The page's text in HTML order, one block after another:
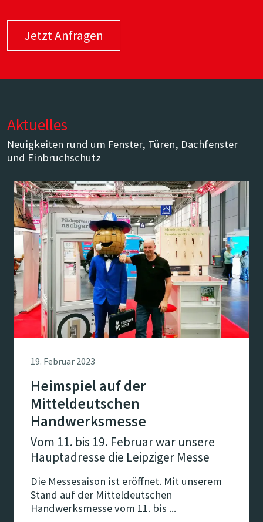
Jetzt Anfragen
Aktuelles
Neuigkeiten rund um Fenster, Türen, Dachfenster
und Einbruchschutz
19. Februar 2023
Heimspiel auf der
Mitteldeutschen
Handwerksmesse
Vom 11. bis 19. Februar war unsere
Hauptadresse die Leipziger Messe
Die Messesaison ist eröffnet. Mit unserem
Stand auf der Mitteldeutschen
Handwerksmesse vom 11. bis ...